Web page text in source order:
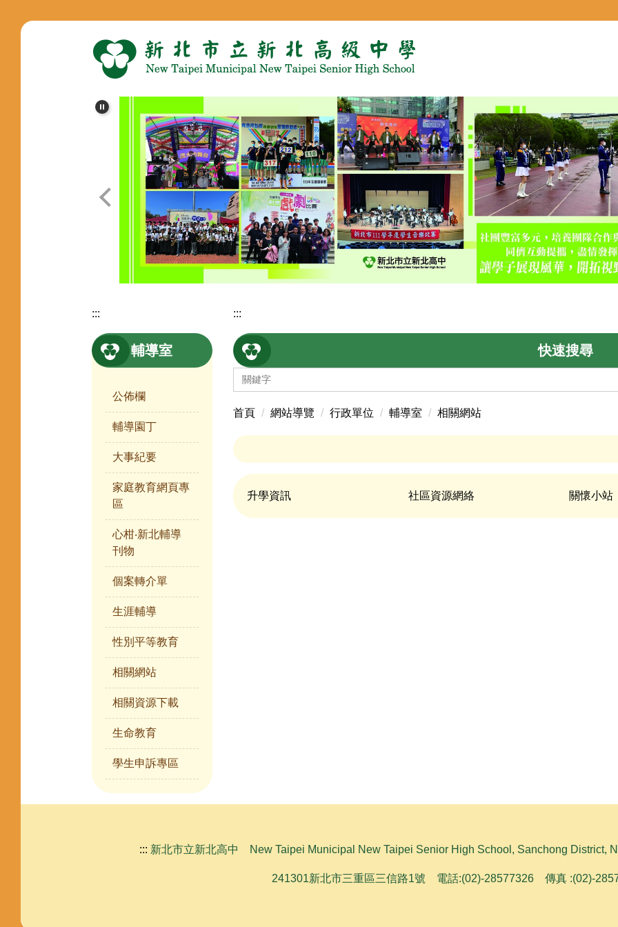
:::
輔導室
公佈欄
輔導園丁
大事紀要
家庭教育網頁專
區
心柑‧新北輔導
刊物
個案轉介單
生涯輔導
性別平等教育
相關網站
相關資源下載
生命教育
學生申訴專區
:::
快速搜尋
首頁 網站導覽 行政單位 輔導室 相關網站
升學資訊 社區資源網絡 關懷小站
::: 新北市立新北高中 New Taipei Municipal New Taipei Senior High School, Sanchong District,
241301新北市三重區三信路1號 電話:(02)-28577326 傳真 :(02)-